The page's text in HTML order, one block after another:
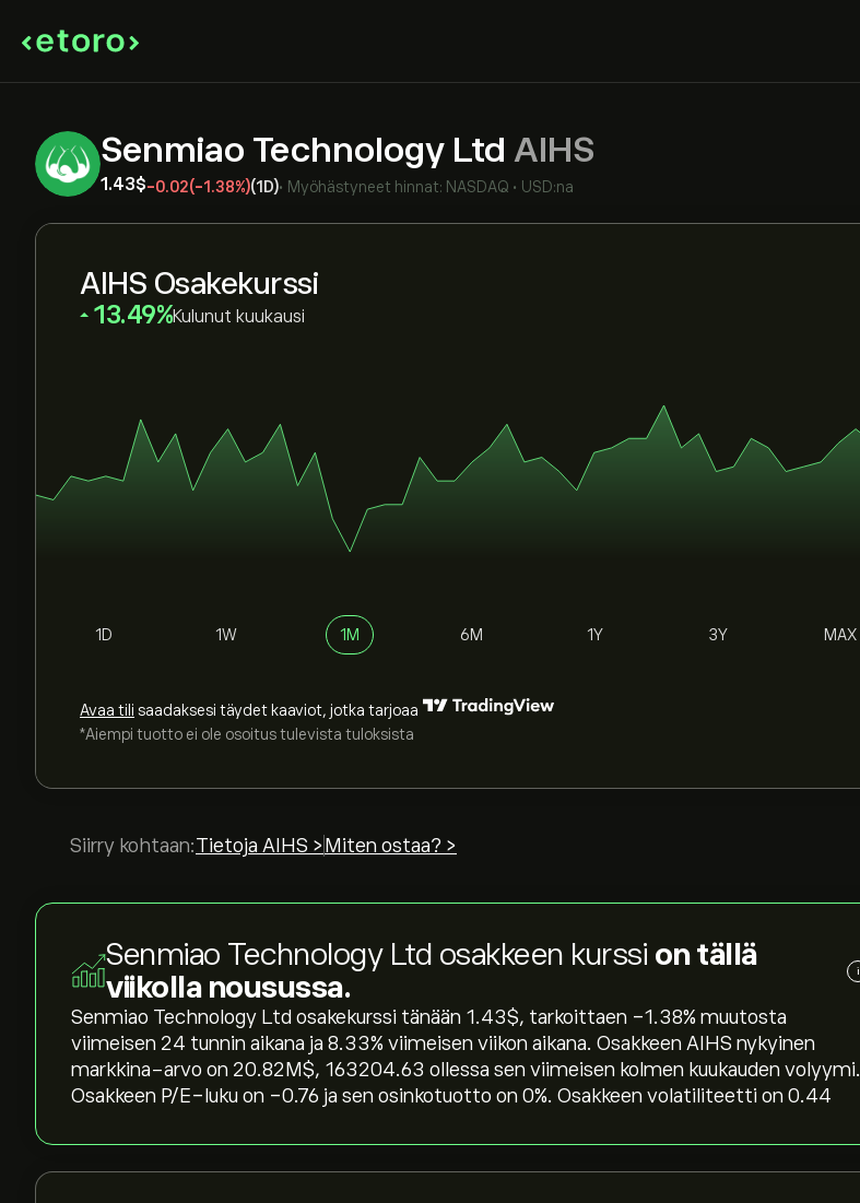
Senmiao Technology Ltd AIHS
1.43‎$‎-0.02(-1.38%)(1D)• Myöhästyneet hinnat: NASDAQ • USD:na
AIHS Osakekurssi
‎13.49‎ Kulunut kuukausi
1D 1W 1M 6M 1Y 3Y MAX
Avaa tili saadaksesi täydet kaaviot, jotka tarjoaa
*Aiempi tuotto ei ole osoitus tulevista tuloksista
Siirry kohtaan:Tietoja AIHS > Miten ostaa? >
Senmiao Technology Ltd osakkeen kurssi on tällä
viikolla nousussa.
i
Senmiao Technology Ltd osakekurssi tänään 1.43‎$‎, tarkoittaen ‎-1.38‎% muutosta
viimeisen 24 tunnin aikana ja ‎8.33‎% viimeisen viikon aikana. Osakkeen AIHS nykyinen
markkina-arvo on 20.82M‎$‎, 163204.63 ollessa sen viimeisen kolmen kuukauden volyymi.
Osakkeen P/E-luku on -0.76 ja sen osinkotuotto on 0%. Osakkeen volatiliteetti on 0.44